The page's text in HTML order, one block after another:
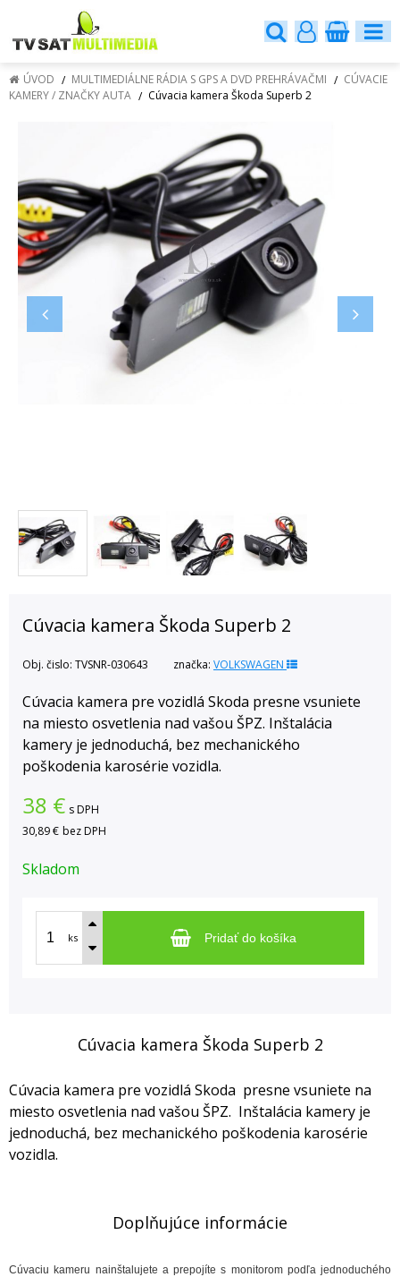
ÚVOD MULTIMEDIÁLNE RÁDIA S GPS A DVD PREHRÁVAČMI
CÚVACIE
KAMERY / ZNAČKY AUTA
Cúvacia kamera Škoda Superb 2
Cúvacia kamera Škoda Superb 2
Obj. čislo: TVSNR-030643 značka: VOLKSWAGEN
Cúvacia kamera pre vozidlá Skoda presne vsuniete
na miesto osvetlenia nad vašou ŠPZ. Inštalácia
kamery je jednoduchá, bez mechanického
poškodenia karosérie vozidla.
38 € s DPH
30,89 € bez DPH
Skladom
ks Pridať do košíka
Cúvacia kamera Škoda Superb 2
Cúvacia kamera pre vozidlá Skoda presne vsuniete na
miesto osvetlenia nad vašou ŠPZ. Inštalácia kamery je
jednoduchá, bez mechanického poškodenia karosérie
vozidla.
Doplňujúce informácie
Cúvaciu kameru nainštalujete a prepojíte s monitorom podľa jednoduchého